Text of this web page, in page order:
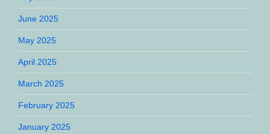
June 2025
May 2025
April 2025
March 2025
February 2025
January 2025